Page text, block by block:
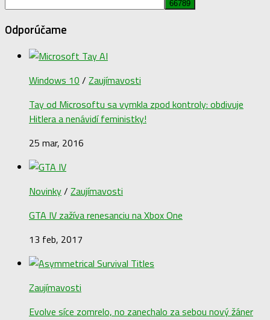
Odporúčame
Windows 10 / Zaujímavosti
Tay od Microsoftu sa vymkla zpod kontroly: obdivuje
Hitlera a nenávidí feministky!
25 mar, 2016
Novinky/ Zaujímavosti
GTA IV zažíva renesanciu na Xbox One
13 feb, 2017
Zaujímavosti
Evolve síce zomrelo, no zanechalo za sebou nový žáner